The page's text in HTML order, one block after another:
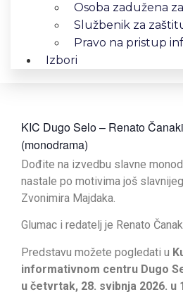
Osoba zadužena
Službenik za
Pravo na pristup
Izbori
KIC Dugo Selo – Renato
(monodrama)
Dođite na izvedbu slavne
nastale po motivima još
Zvonimira Majdaka.
Glumac i redatelj je Renato
Predstavu možete pogledati u
informativnom centru Dugo
u četvrtak, 28. svibnja 2026. u